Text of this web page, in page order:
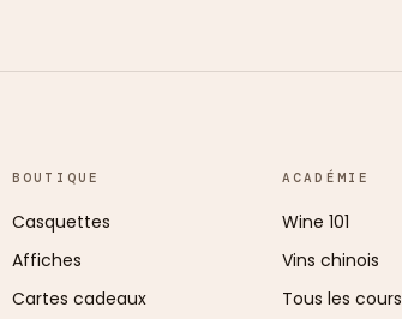
BOUTIQUE
Casquettes
Affiches
Cartes cadeaux
ACADÉMIE
Wine 101
Vins chinois
Tous les cours